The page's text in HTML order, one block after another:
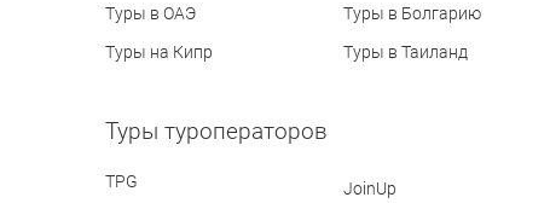
Туры в ОАЭ
Туры на Кипр
Туры в Болгарию
Туры в Таиланд
Туры туроператоров
TPG
JoinUp